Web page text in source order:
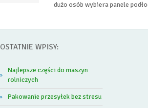
dużo osób wybiera panele
OSTATNIE WPISY:
Najlepsze części do maszyn
rolniczych
Pakowanie przesyłek bez stresu